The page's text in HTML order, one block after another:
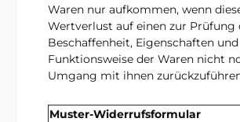
Waren nur aufkommen, wenn
Wertverlust auf einen zur Prüfung
Beschaffenheit, Eigenschaften und
Funktionsweise der Waren nicht
Umgang mit ihnen
Muster-Widerrufsformular